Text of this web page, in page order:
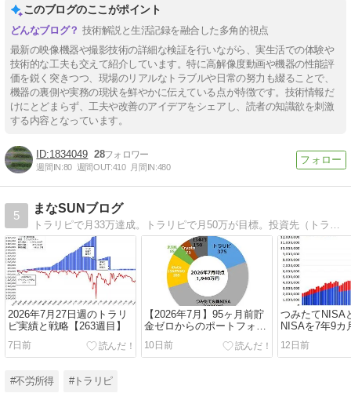
このブログのここがポイント
技術解説と生活記録を融合した多角的視点
最新の映像機器や撮影技術の詳細な検証を行いながら、実生活での体験や
技術的な工夫も交えて紹介しています。特に高解像度動画や機器の性能評
価を鋭く突きつつ、現場のリアルなトラブルや日常の努力も綴ることで、
機器の裏側や実務の現状を鮮やかに伝えている点が特徴です。技術情報だ
けにとどまらず、工夫や改善のアイデアをシェアし、読者の知識欲を刺激
する内容となっています。
1834049 28
週間IN:80 週間OUT:410 月間IN:480
5
まなSUNブログ
トラリピで月33万達成。トラリピで月50万が目標。投資先（トラリピ・SP500・NFT）太陽光発電など
2026年7月27日週のトラリ
ピ実績と戦略【263週目】
7日前
【2026年7月】95ヶ月前貯
金ゼロからのポートフォリ
オ公開
10日前
つみたてNISA
NISAを7年9カ
みた結果【
12日前
#不労所得 #トラリピ